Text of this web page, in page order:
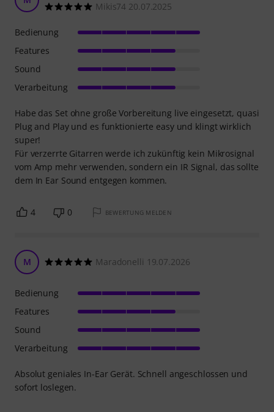
Mikis74 20.07.2025
Habe das Set ohne große Vorbereitung live eingesetzt, quasi
Plug and Play und es funktionierte easy und klingt wirklich
super!
Für verzerrte Gitarren werde ich zukünftig kein Mikrosignal
vom Amp mehr verwenden, sondern ein IR Signal, das sollte
dem In Ear Sound entgegen kommen.
Bedienung
Features
Sound
Verarbeitung
4 0 BEWERTUNG MELDEN
M Maradonelli 19.07.2026
Absolut geniales In-Ear Gerät. Schnell angeschlossen und
sofort loslegen.
Bedienung
Features
Sound
Verarbeitung